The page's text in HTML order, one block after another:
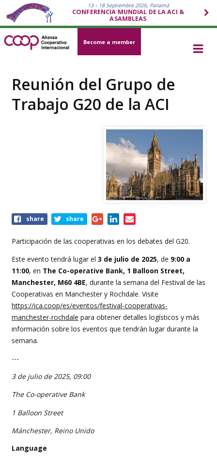
13 – 18 Septiembre 2026, Panamá
CONFERENCIA MUNDIAL DE LA ACI &
ASAMBLEAS
Become a member
Reunión del Grupo de
Trabajo G20 de la ACI
Share
event
share share
Participación de las cooperativas en los debates del G20.
Este evento tendrá lugar el 3 de julio de 2025, de 9:00 a
11:00, en The Co-operative Bank, 1 Balloon Street,
Manchester, M60 4BE, durante la semana del Festival de las
Cooperativas en Manchester y Rochdale. Visite
https://ica.coop/es/eventos/festival-cooperativas-
manchester-rochdale para obtener detalles logísticos y más
información sobre los eventos que tendrán lugar durante la
semana.
---
3 de julio de 2025, 09:00
The Co-operative Bank
1 Balloon Street
Mánchester, Reino Unido
Language